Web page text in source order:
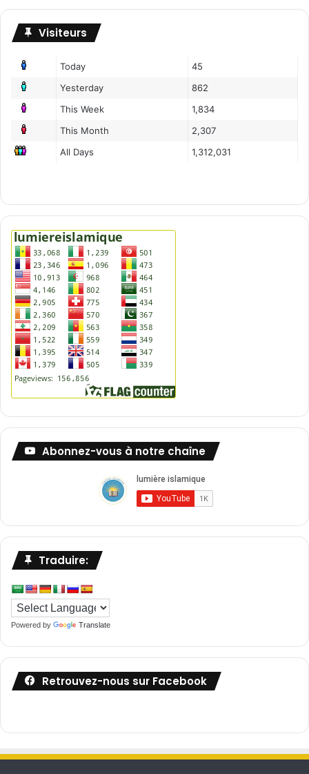
Visiteurs
Today
45
Yesterday
862
This Week
1,834
This Month
2,307
All Days
1,312,031
Abonnez-vous à notre chaîne
Traduire:
Powered by Translate
Retrouvez-nous sur Facebook